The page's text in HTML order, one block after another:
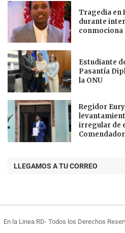
Tragedia en
durante
conmociona
Estudiante
Pasantía
la ONU
Regidor
irregular de
Comendador
LLEGAMOS A TU CORREO
En la Linea RD- Todos los Derechos